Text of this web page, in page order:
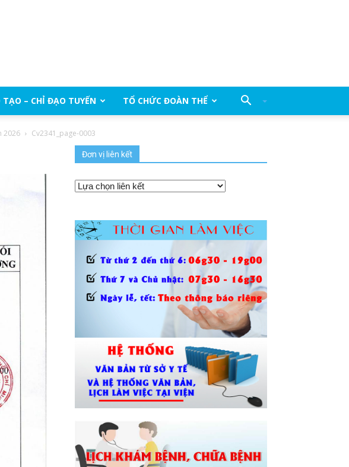
– CHỈ ĐẠO TUYẾN TỔ CHỨC ĐOÀN THỂ
2026 Cv2341_page-0003
Đơn vị liên kết